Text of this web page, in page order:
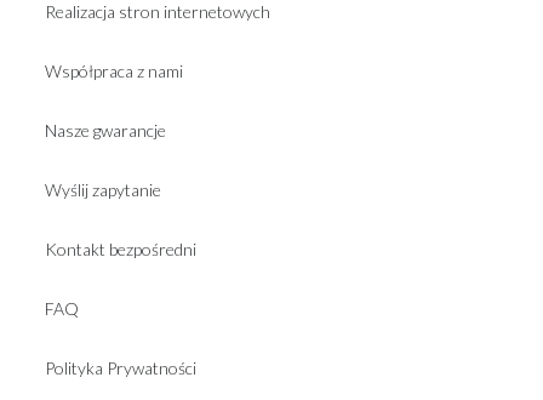
Realizacja stron internetowych
Współpraca z nami
Nasze gwarancje
Wyślij zapytanie
Kontakt bezpośredni
FAQ
Polityka Prywatności